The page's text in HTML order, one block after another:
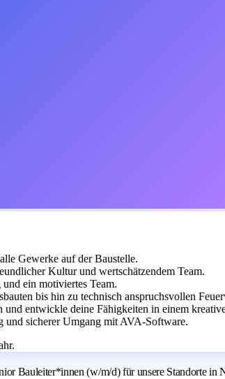
Gewerke auf der Baustelle.
Kultur und wertschätzendem Team.
ein motiviertes Team.
bis hin zu technisch anspruchsvollen
und entwickle deine Fähigkeiten in einem
und sicherer Umgang mit AVA-Software.
Bauleiter*innen (w/m/d) für unsere Standorte